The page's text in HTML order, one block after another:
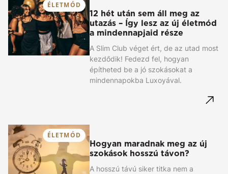
ÉLETMÓD
12 hét után sem áll meg az
utazás – Így lesz az új életmód
a mindennapjaid része
A Slim Club véget ért, de az utad most
kezdődik! Fedezd fel, hogyan
építheted be a jó szokásokat a
mindennapokba Luxoyával.
ÉLETMÓD
Hogyan maradnak meg az új
szokások hosszú távon?
A hosszú távú siker titka nem a